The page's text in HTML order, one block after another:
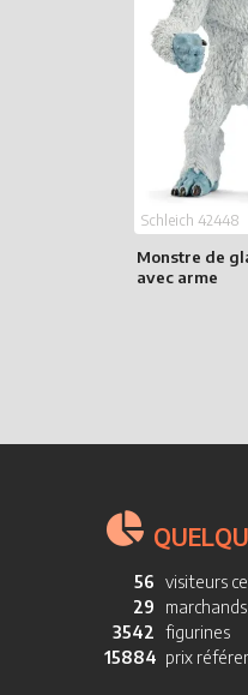
Monstre de
avec arme
Schleich 42448
56 visiteurs
29
3542 figurines
15884 prix